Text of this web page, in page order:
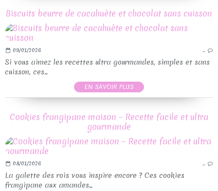
Biscuits beurre de cacahuète et chocolat sans cuisson
09/01/2026 …
Si vous aimez les recettes ultra gourmandes, simples et sans
cuisson, ces...
EN SAVOIR PLUS
Cookies frangipane maison – Recette facile et ultra
gourmande
08/01/2026 …
La galette des rois vous inspire encore ? Ces cookies
frangipane aux amandes...